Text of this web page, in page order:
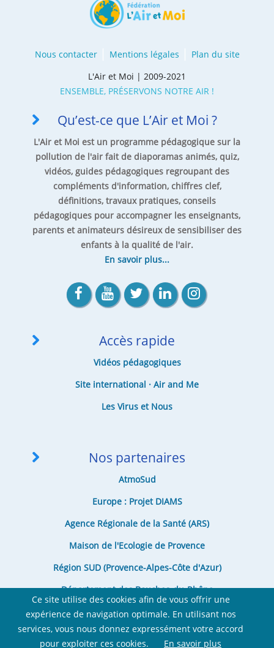
Nous contacter Mentions légales
Plan du site
L'Air et Moi | 2009-2021
ENSEMBLE, PRÉSERVONS NOTRE AIR !
Qu’est-ce que L’Air et Moi ?
L'Air et Moi est un programme pédagogique sur la
pollution de l'air fait de diaporamas animés, quiz,
vidéos, guides pédagogiques regroupant des
compléments d'information, chiffres clef,
définitions, travaux pratiques, conseils
pédagogiques pour accompagner les enseignants,
parents et animateurs désireux de sensibiliser des
enfants à la qualité de l'air.
En savoir plus...
Accès rapide
Vidéos pédagogiques
Site international · Air and Me
Les Virus et Nous
Nos partenaires
AtmoSud
Europe : Projet DIAMS
Agence Régionale de la Santé (ARS)
Maison de l'Ecologie de Provence
Région SUD (Provence-Alpes-Côte d'Azur)
Département des Bouches-du-Rhône
Ce site utilise des cookies afin de vous offrir une
expérience de navigation optimale. En utilisant nos
services, vous nous donnez expressément votre accord
pour exploiter ces cookies.
En savoir plus